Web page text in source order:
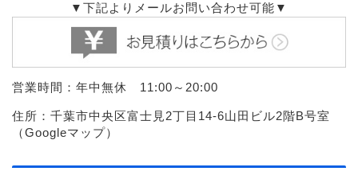
▼下記よりメールお問い合わせ可能▼
営業時間：年中無休 11:00～20:00
住所：千葉市中央区富士見2丁目14-6山田ビル2階B号室
（Googleマップ）